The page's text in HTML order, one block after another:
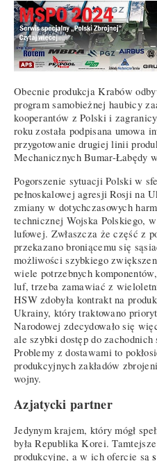
Obecnie produkcja Krabów
program samobieżnej haubicy
kooperantów z Polski i
roku została podpisana umowa
przygotowanie drugiej linii
Mechanicznych Bumar-Łabędy
Pogorszenie sytuacji Polski w
pełnoskalowej agresji Rosji na
zmiany w dotychczasowych
technicznej Wojska Polskiego,
lufowej. Zwłaszcza że część z
przekazano broniącemu się
możliwości szybkiego
wiele potrzebnych
luf, trzeba zamawiać z
HSW zdobyła kontrakt na
Ukrainy, który traktowano
Narodowej zdecydowało się
ale szybki dostęp do zachodnich
Problemy z dostawami to
produkcyjnych zakładów
wojny.
Azjatycki partner
Jedynym krajem, który mógł
była Republika Korei.
produkcyjne, a w ich ofercie są